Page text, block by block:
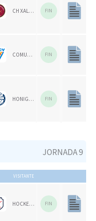
CH XALOC FIN
COMUNITAT VALENCIANA FIN
HONIGVÖGEL FIN
JORNADA 9
VISITANTE
HOCKEYMUR FIN